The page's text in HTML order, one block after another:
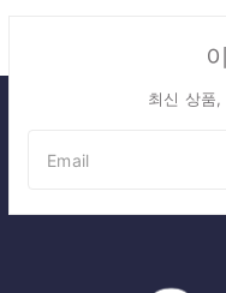
최신 상품